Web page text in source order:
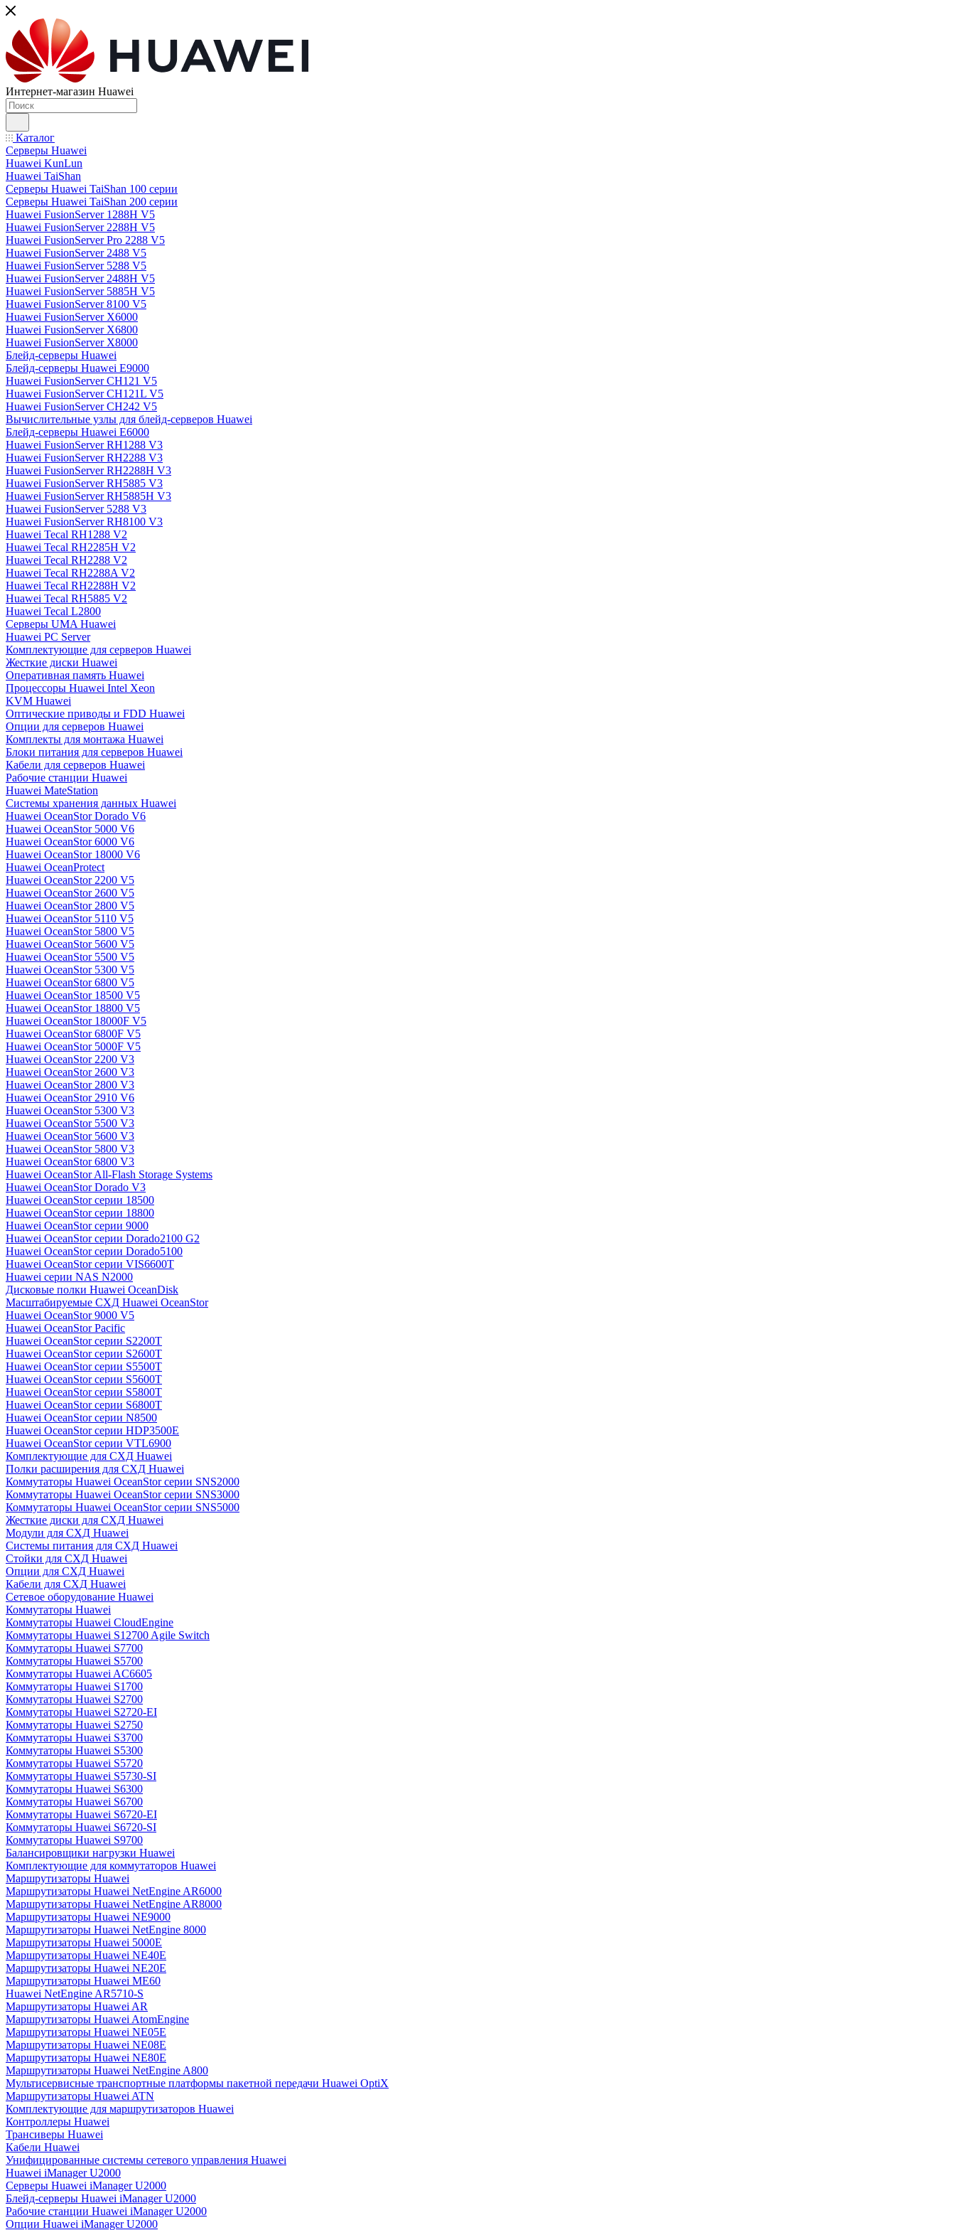
Интернет-магазин Huawei
Каталог
Серверы Huawei
Huawei KunLun
Huawei TaiShan
Серверы Huawei TaiShan 100 серии
Серверы Huawei TaiShan 200 серии
Huawei FusionServer 1288H V5
Huawei FusionServer 2288H V5
Huawei FusionServer Pro 2288 V5
Huawei FusionServer 2488 V5
Huawei FusionServer 5288 V5
Huawei FusionServer 2488H V5
Huawei FusionServer 5885H V5
Huawei FusionServer 8100 V5
Huawei FusionServer X6000
Huawei FusionServer X6800
Huawei FusionServer X8000
Блейд-серверы Huawei
Блейд-серверы Huawei E9000
Huawei FusionServer CH121 V5
Huawei FusionServer CH121L V5
Huawei FusionServer CH242 V5
Вычислительные узлы для блейд-серверов Huawei
Блейд-серверы Huawei E6000
Huawei FusionServer RH1288 V3
Huawei FusionServer RH2288 V3
Huawei FusionServer RH2288H V3
Huawei FusionServer RH5885 V3
Huawei FusionServer RH5885H V3
Huawei FusionServer 5288 V3
Huawei FusionServer RH8100 V3
Huawei Tecal RH1288 V2
Huawei Tecal RH2285H V2
Huawei Tecal RH2288 V2
Huawei Tecal RH2288A V2
Huawei Tecal RH2288H V2
Huawei Tecal RH5885 V2
Huawei Tecal L2800
Серверы UMA Huawei
Huawei PC Server
Комплектующие для серверов Huawei
Жесткие диски Huawei
Оперативная память Huawei
Процессоры Huawei Intel Xeon
KVM Huawei
Оптические приводы и FDD Huawei
Опции для серверов Huawei
Комплекты для монтажа Huawei
Блоки питания для серверов Huawei
Кабели для серверов Huawei
Рабочие станции Huawei
Huawei MateStation
Системы хранения данных Huawei
Huawei OceanStor Dorado V6
Huawei OceanStor 5000 V6
Huawei OceanStor 6000 V6
Huawei OceanStor 18000 V6
Huawei OceanProtect
Huawei OceanStor 2200 V5
Huawei OceanStor 2600 V5
Huawei OceanStor 2800 V5
Huawei OceanStor 5110 V5
Huawei OceanStor 5800 V5
Huawei OceanStor 5600 V5
Huawei OceanStor 5500 V5
Huawei OceanStor 5300 V5
Huawei OceanStor 6800 V5
Huawei OceanStor 18500 V5
Huawei OceanStor 18800 V5
Huawei OceanStor 18000F V5
Huawei OceanStor 6800F V5
Huawei OceanStor 5000F V5
Huawei OceanStor 2200 V3
Huawei OceanStor 2600 V3
Huawei OceanStor 2800 V3
Huawei OceanStor 2910 V6
Huawei OceanStor 5300 V3
Huawei OceanStor 5500 V3
Huawei OceanStor 5600 V3
Huawei OceanStor 5800 V3
Huawei OceanStor 6800 V3
Huawei OceanStor All-Flash Storage Systems
Huawei OceanStor Dorado V3
Huawei OceanStor серии 18500
Huawei OceanStor серии 18800
Huawei OceanStor серии 9000
Huawei OceanStor серии Dorado2100 G2
Huawei OceanStor серии Dorado5100
Huawei OceanStor серии VIS6600T
Huawei серии NAS N2000
Дисковые полки Huawei OceanDisk
Масштабируемые СХД Huawei OceanStor
Huawei OceanStor 9000 V5
Huawei OceanStor Pacific
Huawei OceanStor серии S2200T
Huawei OceanStor серии S2600T
Huawei OceanStor серии S5500T
Huawei OceanStor серии S5600T
Huawei OceanStor серии S5800T
Huawei OceanStor серии S6800T
Huawei OceanStor серии N8500
Huawei OceanStor серии HDP3500E
Huawei OceanStor серии VTL6900
Комплектующие для СХД Huawei
Полки расширения для СХД Huawei
Коммутаторы Huawei OceanStor серии SNS2000
Коммутаторы Huawei OceanStor серии SNS3000
Коммутаторы Huawei OceanStor серии SNS5000
Жесткие диски для СХД Huawei
Модули для СХД Huawei
Системы питания для СХД Huawei
Стойки для СХД Huawei
Опции для СХД Huawei
Кабели для СХД Huawei
Сетевое оборудование Huawei
Коммутаторы Huawei
Коммутаторы Huawei CloudEngine
Коммутаторы Huawei S12700 Agile Switch
Коммутаторы Huawei S7700
Коммутаторы Huawei S5700
Коммутаторы Huawei AC6605
Коммутаторы Huawei S1700
Коммутаторы Huawei S2700
Коммутаторы Huawei S2720-EI
Коммутаторы Huawei S2750
Коммутаторы Huawei S3700
Коммутаторы Huawei S5300
Коммутаторы Huawei S5720
Коммутаторы Huawei S5730-SI
Коммутаторы Huawei S6300
Коммутаторы Huawei S6700
Коммутаторы Huawei S6720-EI
Коммутаторы Huawei S6720-SI
Коммутаторы Huawei S9700
Балансировщики нагрузки Huawei
Комплектующие для коммутаторов Huawei
Маршрутизаторы Huawei
Маршрутизаторы Huawei NetEngine AR6000
Маршрутизаторы Huawei NetEngine AR8000
Маршрутизаторы Huawei NE9000
Маршрутизаторы Huawei NetEngine 8000
Маршрутизаторы Huawei 5000E
Маршрутизаторы Huawei NE40E
Маршрутизаторы Huawei NE20E
Маршрутизаторы Huawei ME60
Huawei NetEngine AR5710-S
Маршрутизаторы Huawei AR
Маршрутизаторы Huawei AtomEngine
Маршрутизаторы Huawei NE05E
Маршрутизаторы Huawei NE08E
Маршрутизаторы Huawei NE80E
Маршрутизаторы Huawei NetEngine A800
Мультисервисные транспортные платформы пакетной передачи Huawei OptiX
Маршрутизаторы Huawei ATN
Комплектующие для маршрутизаторов Huawei
Контроллеры Huawei
Трансиверы Huawei
Кабели Huawei
Унифицированные системы сетевого управления Huawei
Huawei iManager U2000
Серверы Huawei iManager U2000
Блейд-серверы Huawei iManager U2000
Рабочие станции Huawei iManager U2000
Опции Huawei iManager U2000